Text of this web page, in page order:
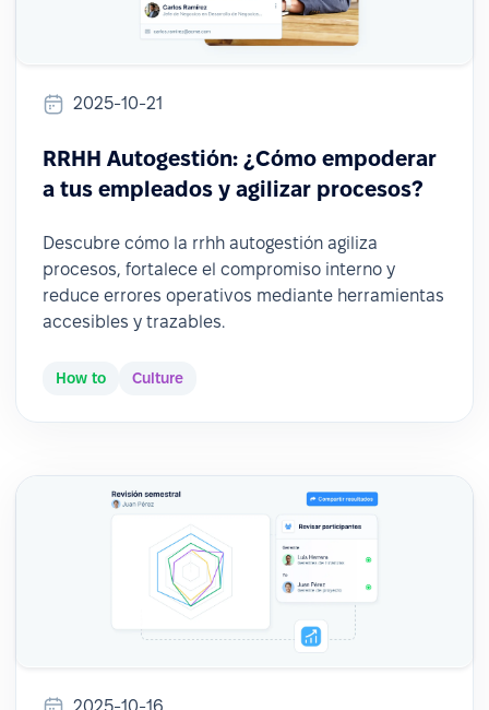
2025-10-21
RRHH Autogestión: ¿Cómo empoderar
a tus empleados y agilizar procesos?
Descubre cómo la rrhh autogestión agiliza
procesos, fortalece el compromiso interno y
reduce errores operativos mediante herramientas
accesibles y trazables.
How to Culture
2025-10-16